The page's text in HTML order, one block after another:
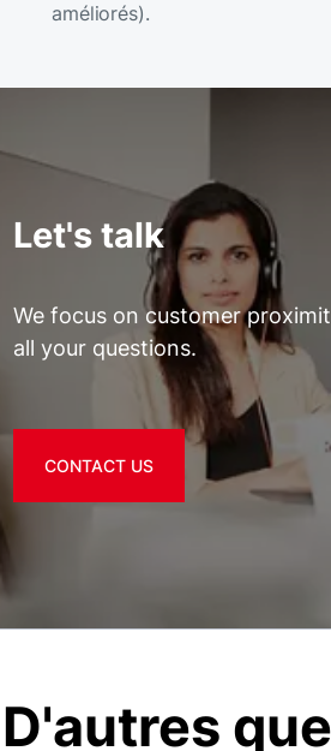
améliorés).
Let's talk
We focus on customer
all your questions.
CONTACT US
D'autres